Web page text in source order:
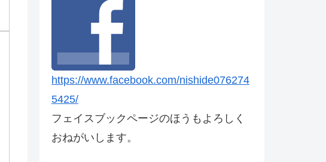
https://www.facebook.com/nishide076274
5425/
フェイスブックページのほうもよろしく
おねがいします。